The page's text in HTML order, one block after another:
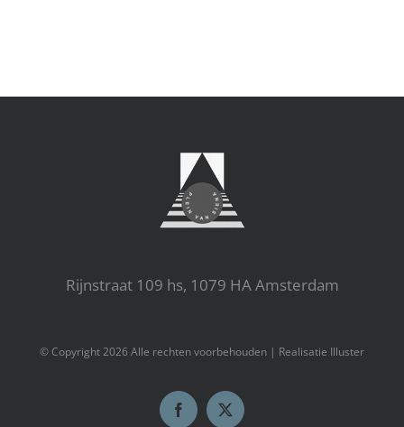
Rijnstraat 109 hs, 1079 HA Amsterdam
© Copyright2026 Alle rechten voorbehouden | Realisatie Illuster
Facebook
X